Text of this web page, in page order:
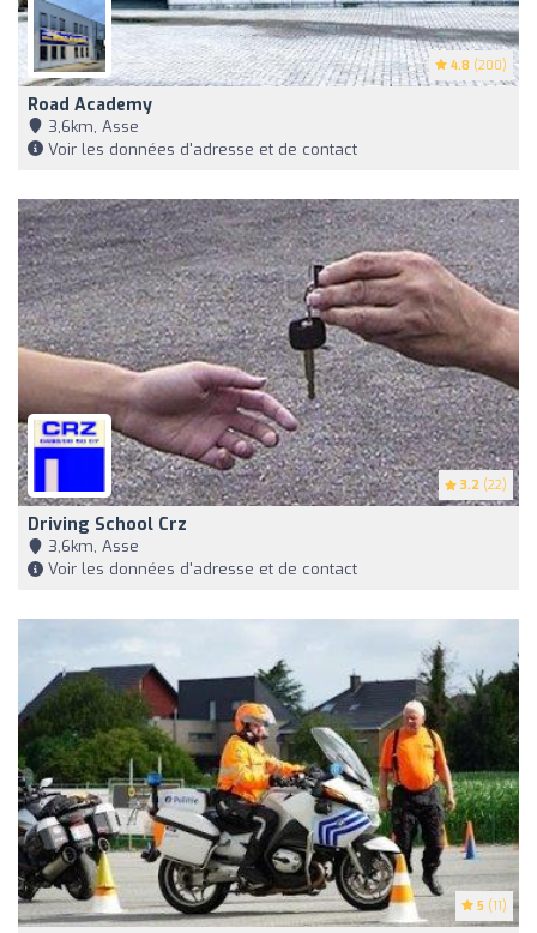
4.8 (200)
Road Academy
3,6km, Asse
Voir les données d'adresse et de contact
3.2 (22)
Driving School Crz
3,6km, Asse
Voir les données d'adresse et de contact
5 (11)